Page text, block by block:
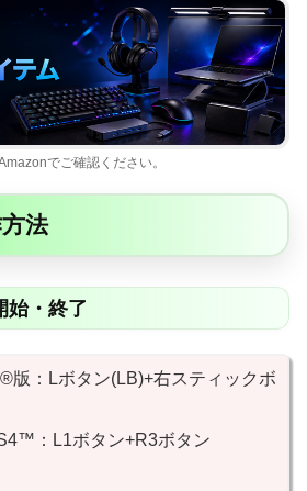
でご確認ください。
法
始・終了
版：Lボタン(LB)+右スティックボ
：L1ボタン+R3ボタン